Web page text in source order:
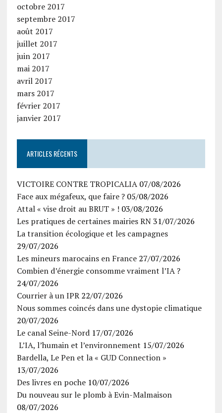
octobre 2017
septembre 2017
août 2017
juillet 2017
juin 2017
mai 2017
avril 2017
mars 2017
février 2017
janvier 2017
ARTICLES RÉCENTS
VICTOIRE CONTRE TROPICALIA 07/08/2026
Face aux mégafeux, que faire ? 05/08/2026
Attal « vise droit au BRUT » ! 03/08/2026
Les pratiques de certaines mairies RN 31/07/2026
La transition écologique et les campagnes
29/07/2026
Les mineurs marocains en France 27/07/2026
Combien d’énergie consomme vraiment l’IA ?
24/07/2026
Courrier à un IPR 22/07/2026
Nous sommes coincés dans une dystopie climatique
20/07/2026
Le canal Seine-Nord 17/07/2026
L’IA, l’humain et l’environnement 15/07/2026
Bardella, Le Pen et la « GUD Connection »
13/07/2026
Des livres en poche 10/07/2026
Du nouveau sur le plomb à Evin-Malmaison
08/07/2026